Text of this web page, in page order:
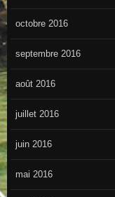
octobre 2016
septembre 2016
août 2016
juillet 2016
juin 2016
mai 2016